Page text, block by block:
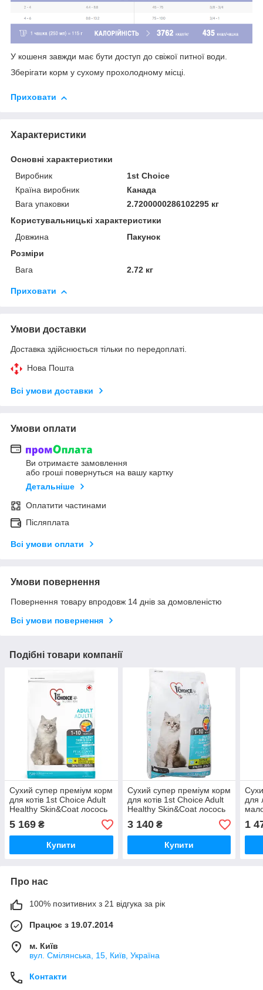
У кошеня завжди має бути доступ до свіжої питної води.
Зберігати корм у сухому прохолодному місці.
Приховати
Характеристики
Основні характеристики
Виробник
1st Choice
Країна виробник
Канада
Вага упаковки
2.7200000286102295 кг
Користувальницькі характеристики
Довжина
Пакунок
Розміри
Вага
2.72 кг
Приховати
Умови доставки
Доставка здійснюється тільки по передоплаті.
Нова Пошта
Всі умови доставки
Умови оплати
Ви отримаєте замовлення
або гроші повернуться на вашу картку
Детальніше
Оплатити частинами
Післяплата
Всі умови оплати
Умови повернення
Повернення товару впродовж 14 днів за домовленістю
Всі умови повернення
Подібні товари компанії
Сухий супер преміум корм
для котів 1st Choice Adult
Healthy Skin&Coat лосось
10 кг (ФЧКЛХ10)
5 169 ₴
Купити
Сухий супер преміум корм
для котів 1st Choice Adult
Healthy Skin&Coat лосось
5.44 кг (ФЧКЛХ5_44)
3 140₴
Купити
для
1
Про нас
100% позитивних з 21 відгука за рік
Працює з 19.07.2014
м. Київ
вул. Смілянська, 15, Київ, Україна
Контакти